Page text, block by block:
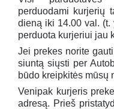
perduodami kurjerių
dieną iki 14.00 val. (t.
perduota kurjeriui jau
Jei prekes norite
siuntą siųsti per
būdo kreipkitės mūsų
Venipak kurjeris
adresą. Prieš